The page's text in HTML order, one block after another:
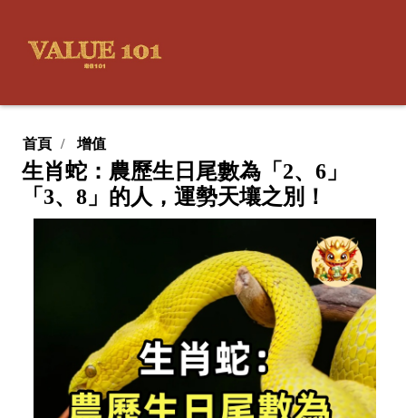
首頁 增值
生肖蛇：農歷生日尾數為「2、6」
「3、8」的人，運勢天壤之別！